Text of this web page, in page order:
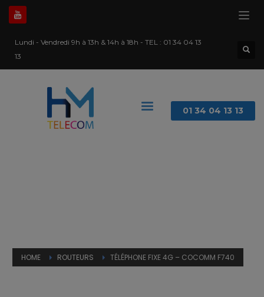
Lundi - Vendredi 9h à 13h & 14h à 18h - TEL : 01 34 04 13
13
01 34 04 13 13
HOME ROUTEURS TÉLÉPHONE FIXE 4G – COCOMM F740